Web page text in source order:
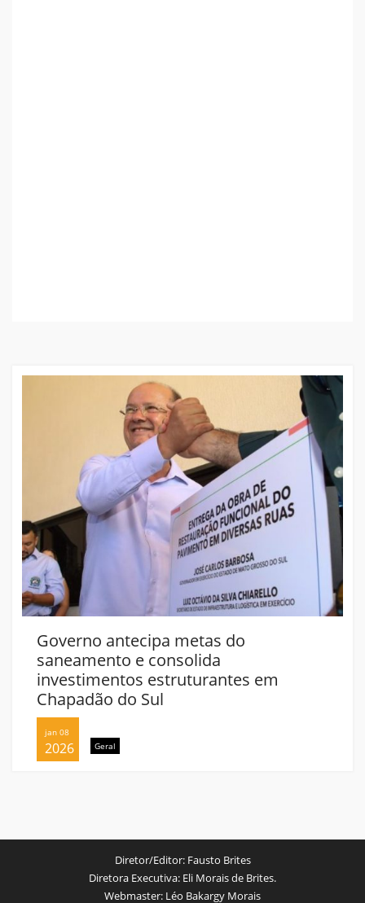
Governo antecipa metas do
saneamento e consolida
investimentos estruturantes em
Chapadão do Sul
jan 08
2026 Geral
Diretor/Editor:Fausto Brites
Diretora Executiva: Eli Morais de Brites.
Webmaster: Léo Bakargy Morais